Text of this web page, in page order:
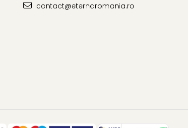
contact@eternaromania.ro